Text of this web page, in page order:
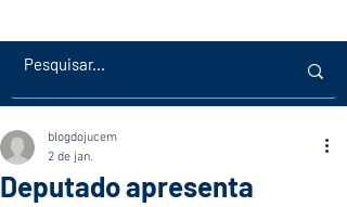
Deputado apresenta
blogdojucem
2 de jan.